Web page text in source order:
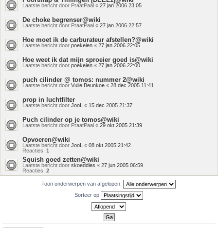
Laatste bericht door PraatPaal « 27 jan 2006 23:05
De choke begrenser@wiki
Laatste bericht door PraatPaal « 27 jan 2006 22:57
Hoe moet ik de carburateur afstellen?@wiki
Laatste bericht door poekelen « 27 jan 2006 22:05
Hoe weet ik dat mijn sproeier goed is@wiki
Laatste bericht door poekelen « 27 jan 2006 22:00
puch cilinder @ tomos: nummer 2@wiki
Laatste bericht door Vuile Beunkoe « 28 dec 2005 11:41
prop in luchtfilter
Laatste bericht door JooL « 15 dec 2005 21:37
Puch cilinder op je tomos@wiki
Laatste bericht door PraatPaal « 29 okt 2005 21:39
Opvoeren@wiki
Laatste bericht door JooL « 08 okt 2005 21:42
Reacties: 1
Squish goed zetten@wiki
Laatste bericht door skoeddies « 27 jun 2005 06:59
Reacties: 2
Toon onderwerpen van afgelopen:
Sorteer op